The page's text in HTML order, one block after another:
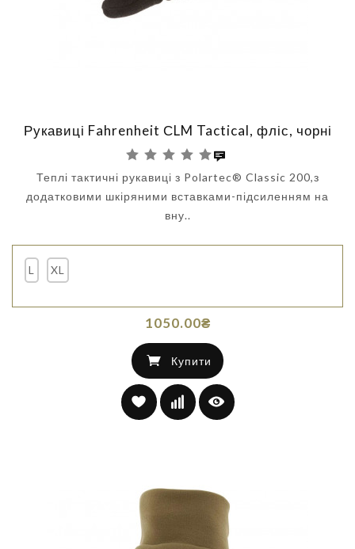
Рукавиці Fahrenheit СLM Tactical, фліс, чорні
Теплі тактичні рукавиці з Polartec® Classic 200,з
додатковими шкіряними вставками-підсиленням на
вну..
L XL
1050.00₴
Купити